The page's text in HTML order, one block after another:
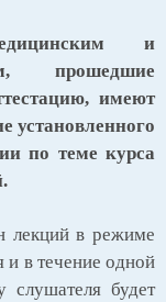
и
прошедшие
имеют
установленного
по теме курса
лекций в режиме
и в течение одной
будет